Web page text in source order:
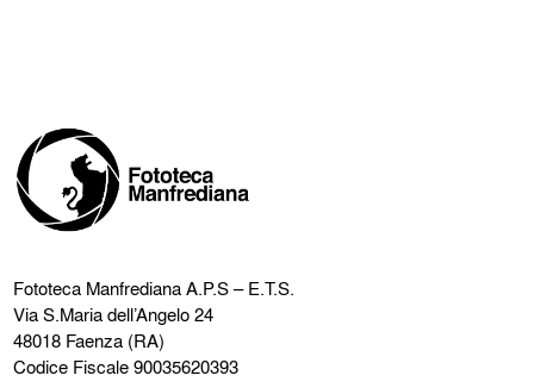
Fototeca ManfredianaA.P.S – E.T.S.
Via S.Maria dell’Angelo 24
48018 Faenza (RA)
Codice Fiscale 90035620393